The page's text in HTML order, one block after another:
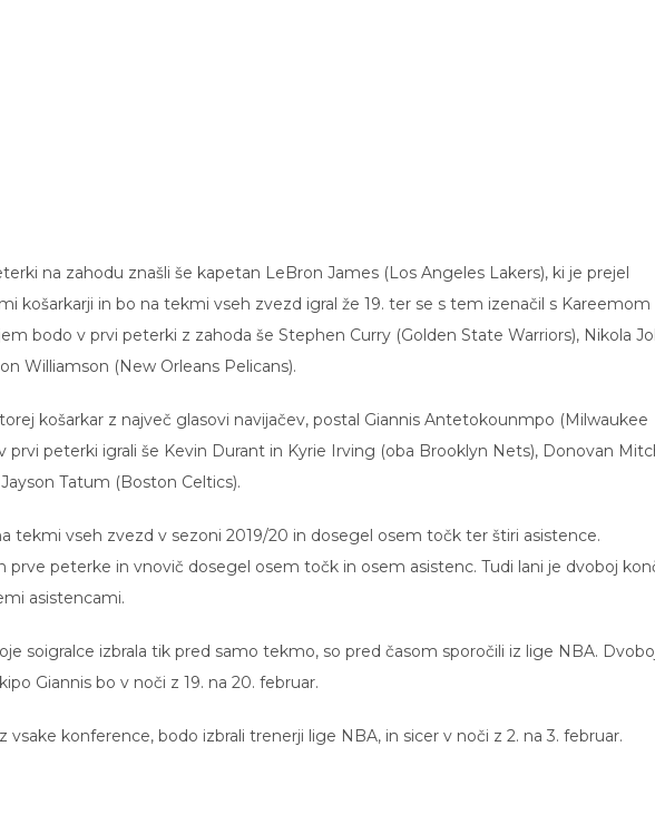
na zahodu znašli še kapetan LeBron James (Los Angeles Lakers), ki je prejel
košarkarji in bo na tekmi vseh zvezd igral že 19. ter se s tem izenačil s Kareemom
bodo v prvi peterki z zahoda še Stephen Curry (Golden State Warriors), Nikola
Williamson (New Orleans Pelicans).
košarkar z največ glasovi navijačev, postal Giannis Antetokounmpo (Milwaukee
prvi peterki igrali še Kevin Durant in Kyrie Irving (oba Brooklyn Nets), Donovan
Tatum (Boston Celtics).
tekmi vseh zvezd v sezoni 2019/20 in dosegel osem točk ter štiri asistence.
prve peterke in vnovič dosegel osem točk in osem asistenc. Tudi lani je dvoboj
asistencami.
soigralce izbrala tik pred samo tekmo, so pred časom sporočili iz lige NBA.
Giannis bo v noči z 19. na 20. februar.
vsake konference, bodo izbrali trenerji lige NBA, in sicer v noči z 2. na 3. februar.